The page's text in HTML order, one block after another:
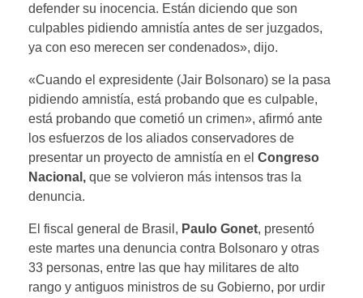
defender su inocencia. Están diciendo que son
culpables pidiendo amnistía antes de ser juzgados,
ya con eso merecen ser condenados», dijo.
«Cuando el expresidente (Jair Bolsonaro) se la pasa
pidiendo amnistía, está probando que es culpable,
está probando que cometió un crimen», afirmó ante
los esfuerzos de los aliados conservadores de
presentar un proyecto de amnistía en el Congreso
Nacional, que se volvieron más intensos tras la
denuncia.
El fiscal general de Brasil, Paulo Gonet, presentó
este martes una denuncia contra Bolsonaro y otras
33 personas, entre las que hay militares de alto
rango y antiguos ministros de su Gobierno, por urdir